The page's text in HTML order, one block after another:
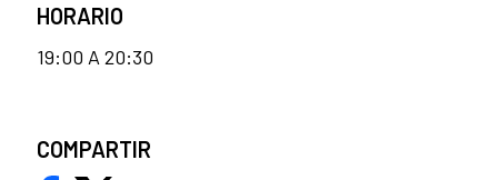
HORARIO
19:00 A 20:30
COMPARTIR